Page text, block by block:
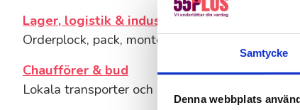
Samtycke
Denna webbplats
Lager, logistik & industri
Orderplock, pack, montering och enklare
Chaufförer & bud
Lokala transporter och bud i hela närområdet.